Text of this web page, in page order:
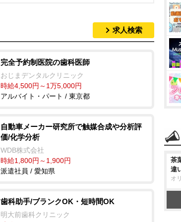
求人検索
完全予約制医院の歯科医師
おじまデンタルクリニック
時給4,500円～1万5,000円
アルバイト・パート / 東京都
自動車メーカー研究所で触媒合成や分析評
価/化学分析
WDB株式会社
時給1,800円～1,900円
派遣社員 / 愛知県
歯科助手/ブランクOK・短時間OK
明大前歯科クリニック
茶
違
オ